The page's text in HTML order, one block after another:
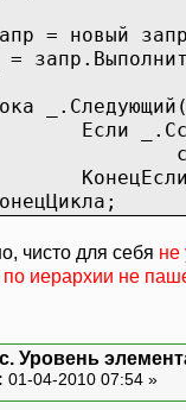
=
Если
чисто для себя не
иерархии не
Уровень
01-04-2010 07:54 »